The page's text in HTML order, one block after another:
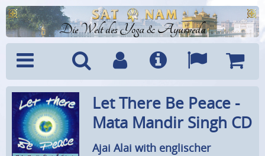
Die Welt des Yoga & Ayurveda
Menü Suche Benutzerkonto
Info Sprachen
Let There Be Peace -
Mata Mandir Singh CD
Ajai Alai with englischer